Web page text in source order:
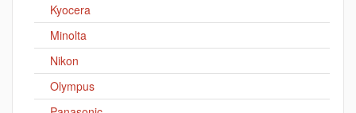
Kyocera
Minolta
Nikon
Olympus